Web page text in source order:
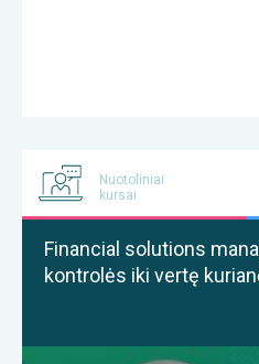
Nuotoliniai
kursai
Financial solutions
kontrolės iki vertę